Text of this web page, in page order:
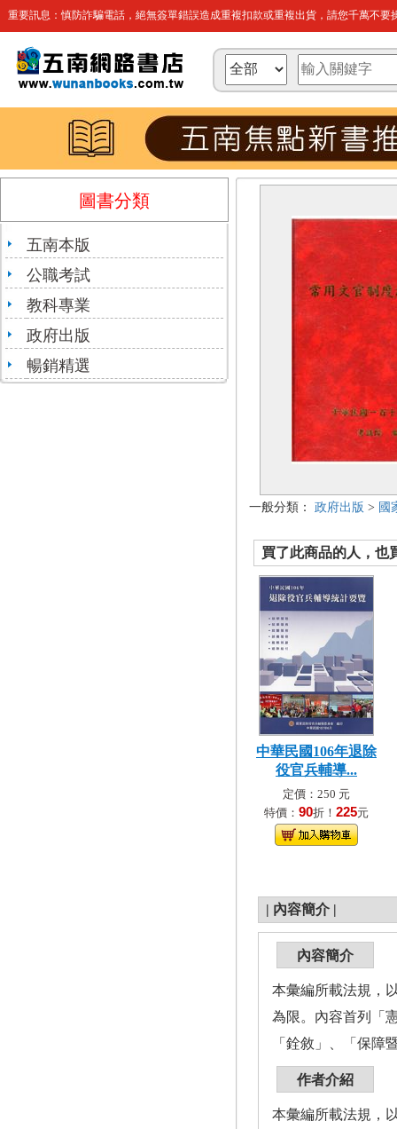
重要訊息：慎防詐騙電話，絕無簽單錯誤造成重複扣款或重複出貨，請您千萬不要
圖書分類
五南本版
公職考試
教科專業
政府出版
暢銷精選
一般分類： 政府出版 > 國
買了此商品的人，也
中華民國106年退除
役官兵輔導...
定價：250 元
特價： 90折！ 225元
| 內容簡介 |
內容簡介
本彙編所載法規，
為限。內容首列「
「銓敘」、「保障
作者介紹
本彙編所載法規，